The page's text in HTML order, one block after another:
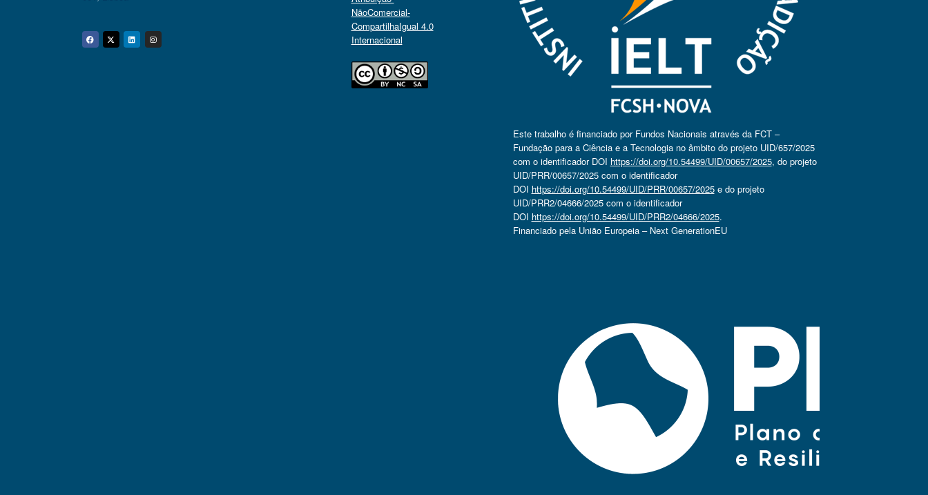
Facebook
Twitter
Linkedin
Instagram
NãoComercial-
CompartilhaIgual 4.0
Internacional
Este trabalho é financiado por Fundos Nacionais através da FCT –
Fundação para a Ciência e a Tecnologia no âmbito do projeto UID/657/2025
com o identificador DOI https://doi.org/10.54499/UID/00657/2025, do projeto
UID/PRR/00657/2025 com o identificador
DOI https://doi.org/10.54499/UID/PRR/00657/2025e do projeto
UID/PRR2/04666/2025 com o identificador
DOI https://doi.org/10.54499/UID/PRR2/04666/2025.
Financiado pela União Europeia – Next GenerationEU